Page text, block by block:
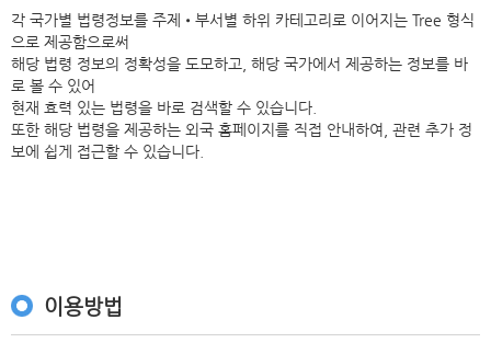
각 국가별 법령정보를 주제•부서별 하위 카테고리로 이어지는 Tree 형식
으로 제공함으로써
해당 법령 정보의 정확성을 도모하고, 해당 국가에서 제공하는 정보를 바
로 볼 수 있어
현재 효력 있는 법령을 바로 검색할 수 있습니다.
또한 해당 법령을 제공하는 외국 홈페이지를 직접 안내하여, 관련 추가 정
보에 쉽게 접근할 수 있습니다.
이용방법